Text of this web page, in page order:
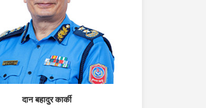
दान बहादुर कार्की